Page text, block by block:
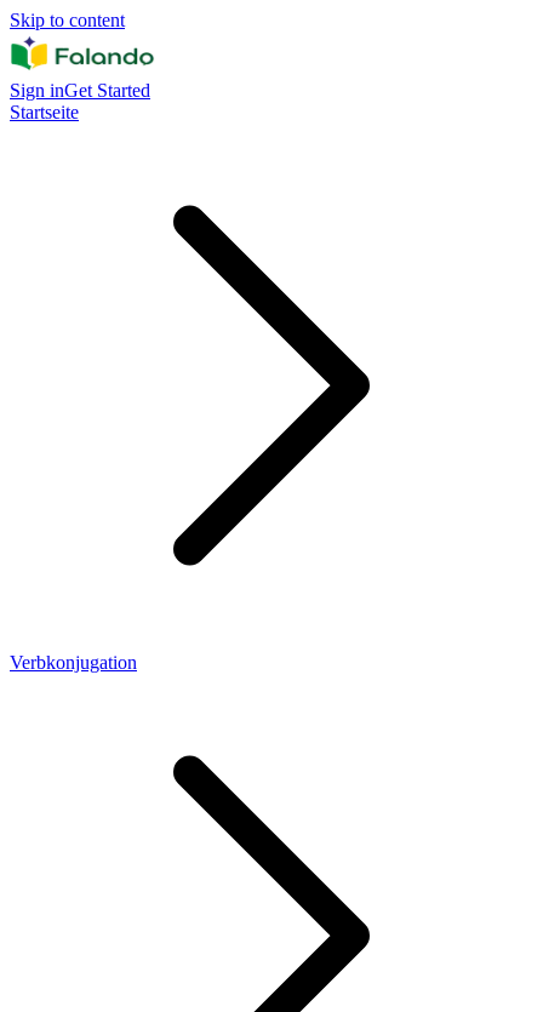
Skip to content
Sign inGet Started
Startseite
Verbkonjugation